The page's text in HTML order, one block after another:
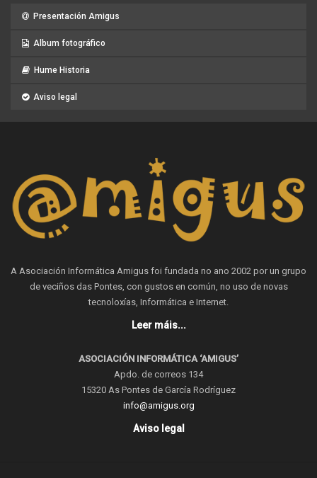
Presentación Amigus
Album fotográfico
Hume Historia
Aviso legal
A Asociación Informática Amigus foi fundada no ano 2002 por un grupo
de veciños das Pontes, con gustos en común, no uso de novas
tecnoloxías, Informática e Internet.
Leer máis...
ASOCIACIÓN INFORMÁTICA ‘AMIGUS’
Apdo. de correos 134
15320 As Pontes de García Rodríguez
info@amigus.org
Aviso legal